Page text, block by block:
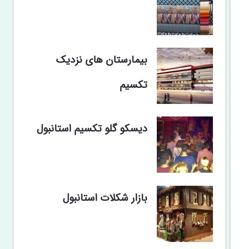
بیمارستان های نزدیک
تکسیم
دیسکو گلو تکسیم استانبول
بازار شکلات استانبول